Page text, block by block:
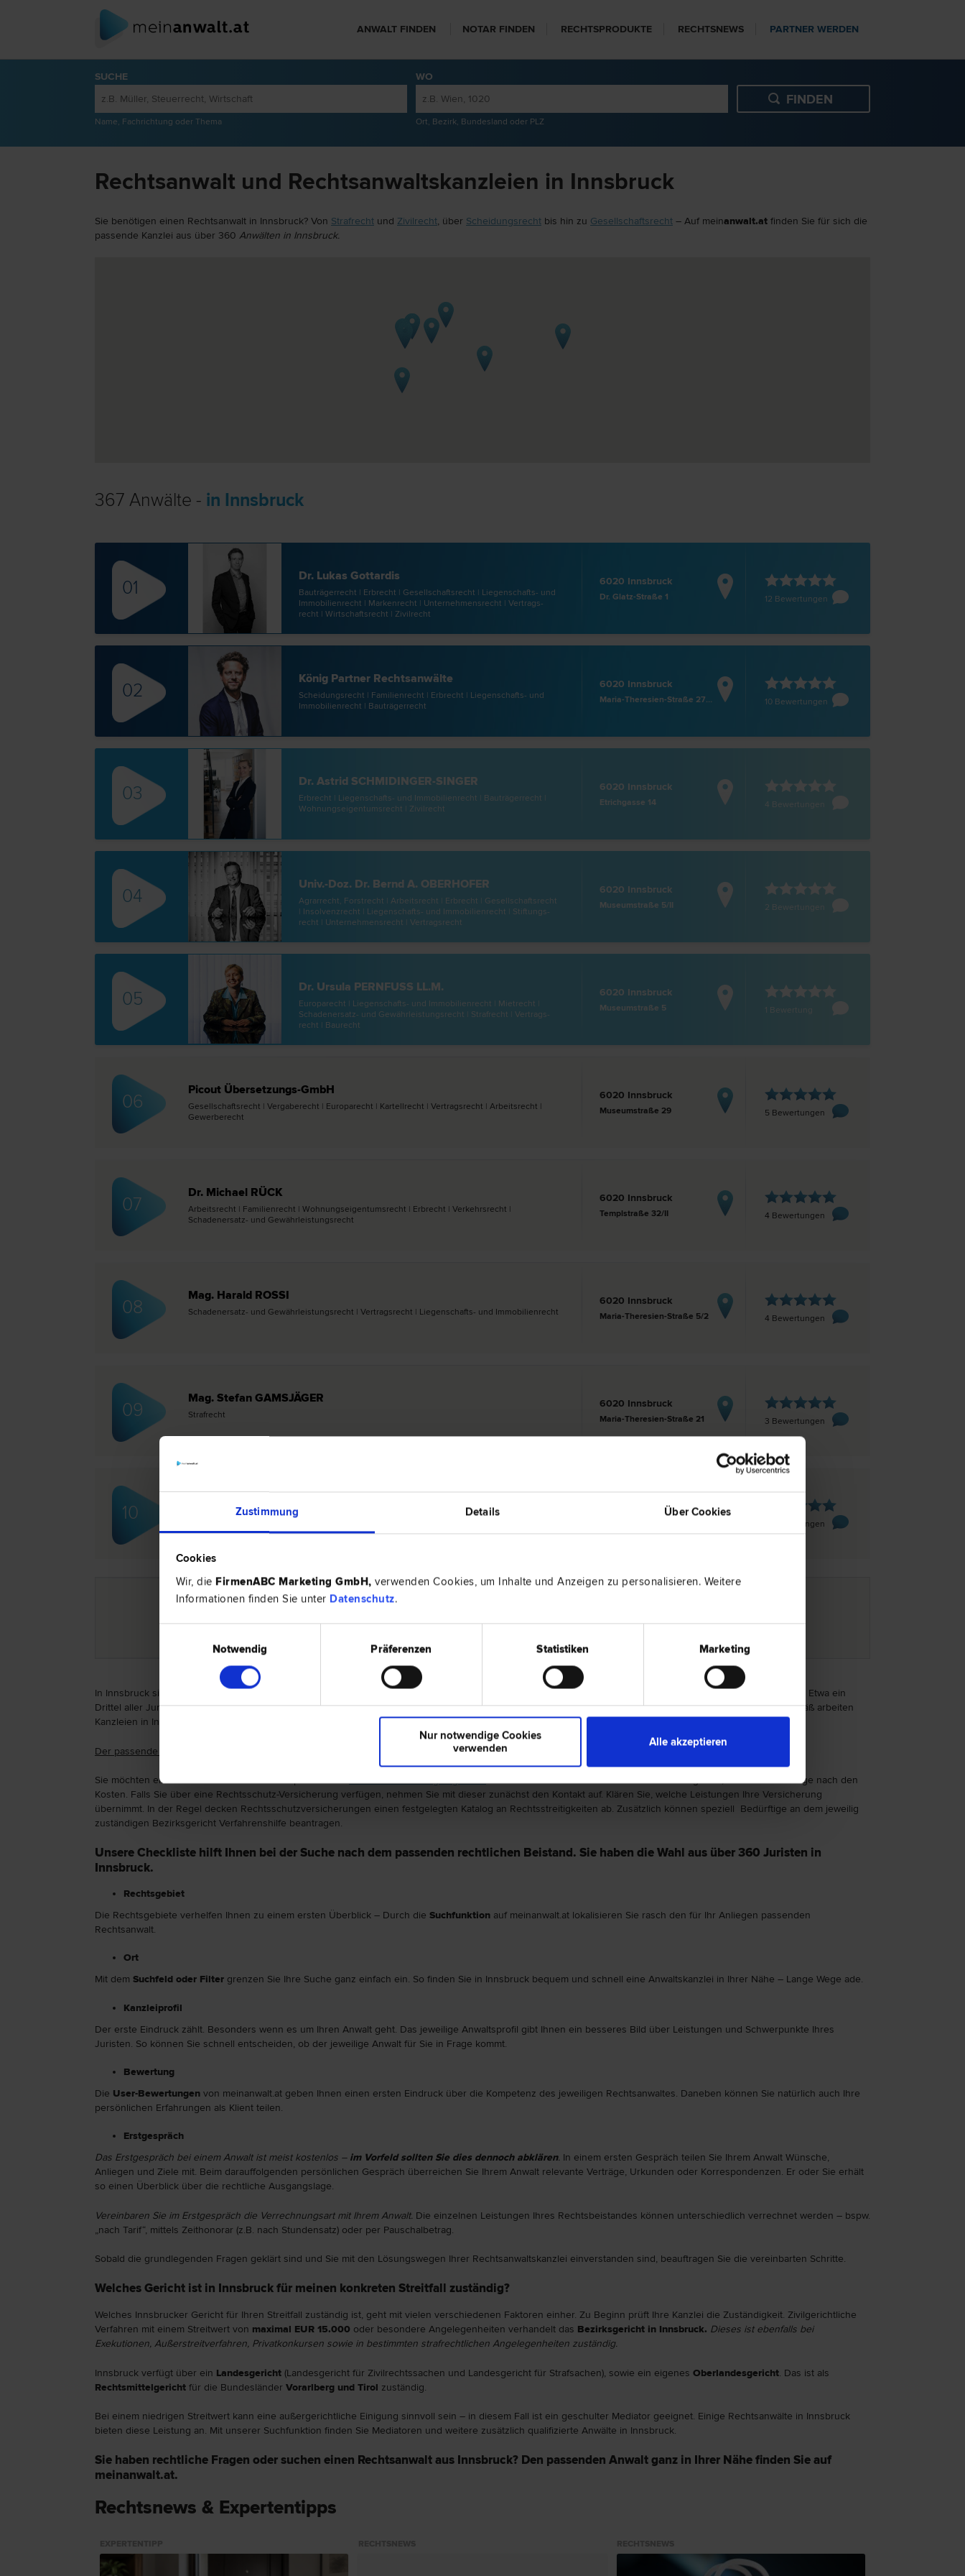
Zustimmung Details Über Cookies
Cookies
Wir, die FirmenABC Marketing GmbH, verwenden Cookies, um Inhalte und Anzeigen zu personalisieren. Weitere
Informationen finden Sie unter Datenschutz.
Notwendig
Präferenzen Statistiken Marketing
Nur notwendige Cookies
verwenden
Alle akzeptieren
ANWALT FINDEN NOTAR FINDEN RECHTSPRODUKTE RECHTSNEWS PARTNER WERDEN
SUCHE
Name, Fachrichtung oder Thema
WO
Ort, Bezirk, Bundesland oder PLZ
Rechtsanwalt und Rechtsanwaltskanzleien in Innsbruck
Sie benötigen einen Rechtsanwalt in Innsbruck? Von Strafrecht und Zivilrecht, über Scheidungsrecht bis hin zu Gesellschaftsrecht – Auf meinanwalt.at finden Sie für sich die
passende Kanzlei aus über 360 Anwälten in Innsbruck.
367 Anwälte - in Innsbruck
01
Dr. Lukas Gottardis
Bauträger­recht | Erb­recht | Gesellschafts­recht | Liegenschafts- und
Immobilien­recht | Marken­recht | Unternehmens­recht | Vertrags­
recht | Wirtschafts­recht | Zivil­recht
6020 Innsbruck
Dr. Glatz-Straße 1 12 Bewertungen
02
König Partner Rechtsanwälte
Scheidungs­recht | Familien­recht | Erb­recht | Liegenschafts- und
Immobilien­recht | Bauträger­recht
6020 Innsbruck
Maria-Theresien-Straße 27/III 10 Bewertungen
03
Dr. Astrid SCHMIDINGER-SINGER
Erb­recht | Liegenschafts- und Immobilien­recht | Bauträger­recht |
Wohnungseigentums­recht | Zivil­recht
6020 Innsbruck
Etrichgasse 14 4 Bewertungen
04
Univ.-Doz. Dr. Bernd A. OBERHOFER
Agrar­recht, Forst­recht | Arbeits­recht | Erb­recht | Gesellschafts­recht
| Insolvenz­recht | Liegenschafts- und Immobilien­recht | Stiftungs­
recht | Unternehmens­recht | Vertrags­recht
6020 Innsbruck
Museumstraße 5/II 2 Bewertungen
05
Dr. Ursula PERNFUSS LL.M.
Europa­recht | Liegenschafts- und Immobilien­recht | Miet­recht |
Schadenersatz- und Gewährleistungs­recht | Straf­recht | Vertrags­
recht | Bau­recht
6020 Innsbruck
Museumstraße 5 1 Bewertung
06
Picout Übersetzungs-GmbH
Gesellschafts­recht | Vergabe­recht | Europa­recht | Kartell­recht | Vertrags­recht | Arbeits­recht |
Gewerbe­recht
6020 Innsbruck
Museumstraße 29 5 Bewertungen
07
Dr. Michael RÜCK
Arbeits­recht | Familien­recht | Wohnungseigentums­recht | Erb­recht | Verkehrs­recht |
Schadenersatz- und Gewährleistungs­recht
6020 Innsbruck
Templstraße 32/II 4 Bewertungen
08
Mag. Harald ROSSI
Schadenersatz- und Gewährleistungs­recht | Vertrags­recht | Liegenschafts- und Immobilien­recht
6020 Innsbruck
Maria-Theresien-Straße 5/2 4 Bewertungen
09
Mag. Stefan GAMSJÄGER
Straf­recht
6020 Innsbruck
Maria-Theresien-Straße 21 3 Bewertungen
10
Schadenersatz- und Gewährleistungs­recht | Versicherungs­recht | Arzthaftungs­recht |
Gesellschafts­recht
6020 Innsbruck
2 Bewertungen
1 2 3
In Innsbruck sind Rechtsanwälte am stärksten in den Gebieten Liegenschafts- und Immobilienrecht sowieSchadensersatz- und Gewährleistungsrecht
vertreten. Etwa ein
Drittel aller Juristen in Innsbruck hat sich entsprechend spezialisiert. Die weiteren Rechtsbereiche werden einheitlich durch Anwälte vertreten. Erfahrungsgemäß arbeiten
Kanzleien in Innsbruck jedoch in mehreren Rechtsgebieten gleichzeitig.
Der passende Rechtsanwalt in Innsbruck – So finden Sie wonach Sie suchen
Sie möchten einen Rechtsbeistand zum Beispiel in einerstrafrechtlichen Angelegenheitkonsultieren? Bevor Sie sich auf die Suche begeben, stellt sich die Frage nach den
Kosten. Falls Sie über eine Rechtsschutz-Versicherung verfügen, nehmen Sie mit dieser zunächst den Kontakt auf. Klären Sie, welche Leistungen Ihre Versicherung
übernimmt. In der Regel decken Rechtsschutzversicherungen einen festgelegten Katalog an Rechtsstreitigkeiten ab. Zusätzlich können speziell Bedürftige an dem jeweilig
zuständigen Bezirksgericht Verfahrenshilfe beantragen.
Unsere Checkliste hilft Ihnen bei der Suche nach dem passenden rechtlichen Beistand. Sie haben die Wahl aus über 360 Juristen in
Innsbruck.
Rechtsgebiet
Die Rechtsgebiete verhelfen Ihnen zu einem ersten Überblick – Durch die Suchfunktion auf meinanwalt.at lokalisieren Sie rasch den für Ihr Anliegen passenden
Rechtsanwalt.
Ort
Mit dem Suchfeld oder Filter grenzen Sie Ihre Suche ganz einfach ein. So finden Sie in Innsbruck bequem und schnell eine Anwaltskanzlei in Ihrer Nähe – Lange Wege ade.
Kanzleiprofil
Der erste Eindruck zählt. Besonders wenn es um Ihren Anwalt geht. Das jeweilige Anwaltsprofil gibt Ihnen ein besseres Bild über Leistungen und Schwerpunkte Ihres
Juristen. So können Sie schnell entscheiden, ob der jeweilige Anwalt für Sie in Frage kommt.
Bewertung
Die User-Bewertungen von meinanwalt.at geben Ihnen einen ersten Eindruck über die Kompetenz des jeweiligen Rechtsanwaltes. Daneben können Sie natürlich auch Ihre
persönlichen Erfahrungen als Klient teilen.
Erstgespräch
Das Erstgespräch bei einem Anwalt ist meist kostenlos – im Vorfeld sollten Sie dies dennoch abklären. In einem ersten Gespräch teilen Sie Ihrem Anwalt Wünsche,
Anliegen und Ziele mit. Beim darauffolgenden persönlichen Gespräch überreichen Sie Ihrem Anwalt relevante Verträge, Urkunden oder Korrespondenzen. Er oder Sie erhält
so einen Überblick über die rechtliche Ausgangslage.
Vereinbaren Sie im Erstgespräch die Verrechnungsart mit Ihrem Anwalt. Die einzelnen Leistungen Ihres Rechtsbeistandes können unterschiedlich verrechnet werden – bspw.
„nach Tarif“, mittels Zeithonorar (z.B. nach Stundensatz) oder per Pauschalbetrag.
Sobald die grundlegenden Fragen geklärt sind und Sie mit den Lösungswegen Ihrer Rechtsanwaltskanzlei einverstanden sind, beauftragen Sie die vereinbarten Schritte.
Welches Gericht ist in Innsbruck für meinen konkreten Streitfall zuständig?
Welches Innsbrucker Gericht für Ihren Streitfall zuständig ist, geht mit vielen verschiedenen Faktoren einher. Zu Beginn prüft Ihre Kanzlei die Zuständigkeit. Zivilgerichtliche
Verfahren mit einem Streitwert von maximal EUR 15.000 oder besondere Angelegenheiten verhandelt das Bezirksgericht in Innsbruck. Dieses ist ebenfalls bei
Exekutionen, Außerstreitverfahren, Privatkonkursen sowie in bestimmten strafrechtlichen Angelegenheiten zuständig.
Innsbruck verfügt über ein Landesgericht (Landesgericht für Zivilrechtssachen und Landesgericht für Strafsachen), sowie ein eigenes Oberlandesgericht. Das ist als
Rechtsmittelgericht für die Bundesländer Vorarlberg und Tirol zuständig.
Bei einem niedrigen Streitwert kann eine außergerichtliche Einigung sinnvoll sein – in diesem Fall ist ein geschulter Mediator geeignet. Einige Rechtsanwälte in Innsbruck
bieten diese Leistung an. Mit unserer Suchfunktion finden Sie Mediatoren und weitere zusätzlich qualifizierte Anwälte in Innsbruck.
Sie haben rechtliche Fragen oder suchen einen Rechtsanwalt aus Innsbruck? Den passenden Anwalt ganz in Ihrer Nähe finden Sie auf
meinanwalt.at.
Rechtsnews & Expertentipps